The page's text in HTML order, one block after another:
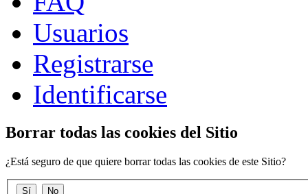
Usuarios
Registrarse
Identificarse
Borrar todas las cookies del Sitio
¿Está seguro de que quiere borrar todas las cookies de este Sitio?